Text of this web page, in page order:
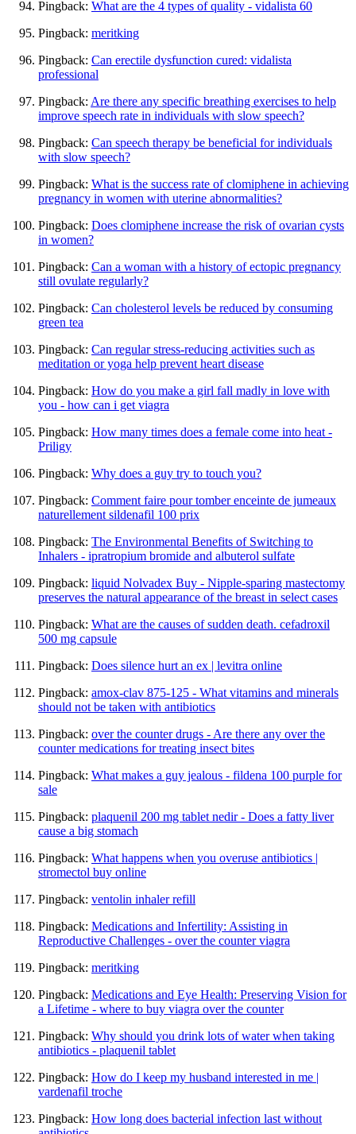
Pingback: What are the 4 types of quality - vidalista 60
Pingback: meritking
Pingback: Can erectile dysfunction cured: vidalista
professional
Pingback: Are there any specific breathing exercises to help
improve speech rate in individuals with slow speech?
Pingback: Can speech therapy be beneficial for individuals
with slow speech?
Pingback: What is the success rate of clomiphene in achieving
pregnancy in women with uterine abnormalities?
Pingback: Does clomiphene increase the risk of ovarian cysts
in women?
Pingback: Can a woman with a history of ectopic pregnancy
still ovulate regularly?
Pingback: Can cholesterol levels be reduced by consuming
green tea
Pingback: Can regular stress-reducing activities such as
meditation or yoga help prevent heart disease
Pingback: How do you make a girl fall madly in love with
you - how can i get viagra
Pingback: How many times does a female come into heat -
Priligy
Pingback: Why does a guy try to touch you?
Pingback: Comment faire pour tomber enceinte de jumeaux
naturellement sildenafil 100 prix
Pingback: The Environmental Benefits of Switching to
Inhalers - ipratropium bromide and albuterol sulfate
Pingback: liquid Nolvadex Buy - Nipple-sparing mastectomy
preserves the natural appearance of the breast in select cases
Pingback: What are the causes of sudden death. cefadroxil
500 mg capsule
Pingback: Does silence hurt an ex | levitra online
Pingback: amox-clav 875-125 - What vitamins and minerals
should not be taken with antibiotics
Pingback: over the counter drugs - Are there any over the
counter medications for treating insect bites
Pingback: What makes a guy jealous - fildena 100 purple for
sale
Pingback: plaquenil 200 mg tablet nedir - Does a fatty liver
cause a big stomach
Pingback: What happens when you overuse antibiotics |
stromectol buy online
Pingback: ventolin inhaler refill
Pingback: Medications and Infertility: Assisting in
Reproductive Challenges - over the counter viagra
Pingback: meritking
Pingback: Medications and Eye Health: Preserving Vision for
a Lifetime - where to buy viagra over the counter
Pingback: Why should you drink lots of water when taking
antibiotics - plaquenil tablet
Pingback: How do I keep my husband interested in me |
vardenafil troche
Pingback: How long does bacterial infection last without